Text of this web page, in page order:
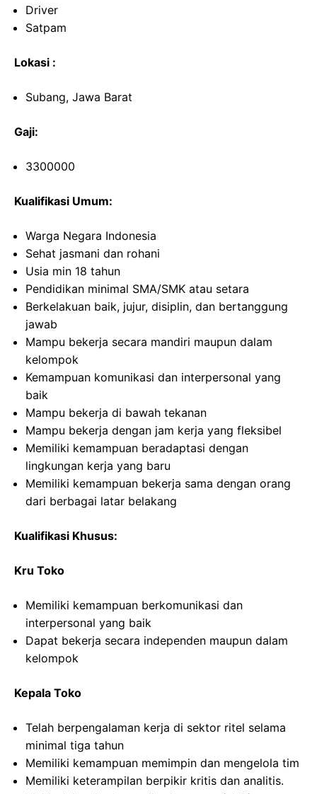
Driver
Satpam
Lokasi :
Subang, Jawa Barat
Gaji:
3300000
Kualifikasi Umum:
Warga Negara Indonesia
Sehat jasmani dan rohani
Usia min 18 tahun
Pendidikan minimal SMA/SMK atau setara
Berkelakuan baik, jujur, disiplin, dan bertanggung
jawab
Mampu bekerja secara mandiri maupun dalam
kelompok
Kemampuan komunikasi dan interpersonal yang
baik
Mampu bekerja di bawah tekanan
Mampu bekerja dengan jam kerja yang fleksibel
Memiliki kemampuan beradaptasi dengan
lingkungan kerja yang baru
Memiliki kemampuan bekerja sama dengan orang
dari berbagai latar belakang
Kualifikasi Khusus:
Kru Toko
Memiliki kemampuan berkomunikasi dan
interpersonal yang baik
Dapat bekerja secara independen maupun dalam
kelompok
Kepala Toko
Telah berpengalaman kerja di sektor ritel selama
minimal tiga tahun
Memiliki kemampuan memimpin dan mengelola tim
Memiliki keterampilan berpikir kritis dan analitis.